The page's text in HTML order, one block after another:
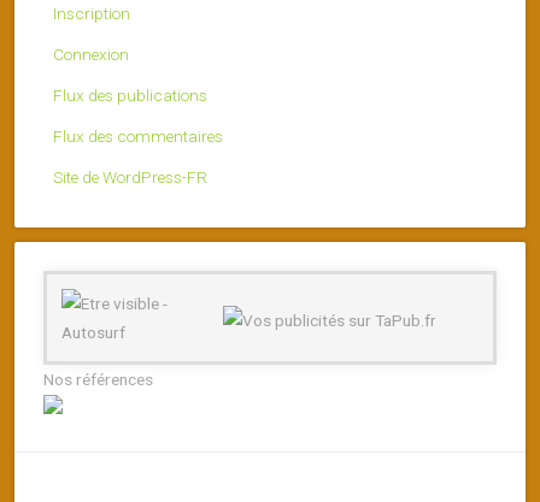
Inscription
Connexion
Flux des publications
Flux des commentaires
Site de WordPress-FR
Nos références